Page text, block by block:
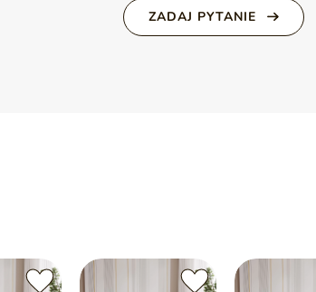
ZADAJ PYTANIE